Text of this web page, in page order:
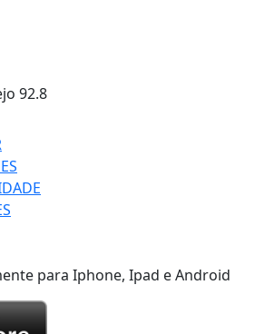
92.8
para Iphone, Ipad e Android